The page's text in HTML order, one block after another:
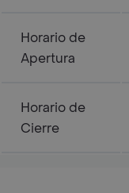
Horario de
Apertura
Horario de
Cierre